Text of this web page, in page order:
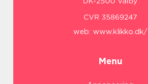
web: www.klikko.dk/
Menu